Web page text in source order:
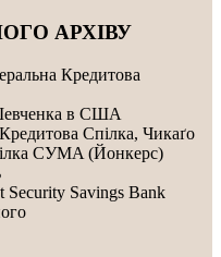
АРХІВУ
Кредитова
в США
Спілка, Чикаґо
CУMA (Йонкерс)
Security Savings Bank